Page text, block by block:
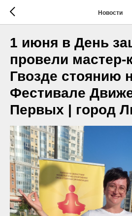
Новости
1 июня в День
провели мастер-
Гвозде стоянию
Фестивале
Первых | город